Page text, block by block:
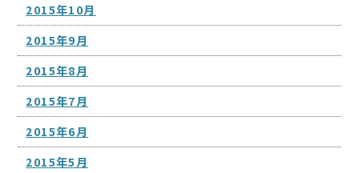
2015年10月
2015年9月
2015年8月
2015年7月
2015年6月
2015年5月